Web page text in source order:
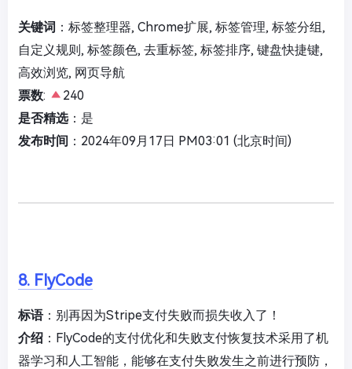
关键词 ：标签整理器, Chrome扩展, 标签管理, 标签分组,
自定义规则, 标签颜色, 去重标签, 标签排序, 键盘快捷键,
高效浏览, 网页导航
票数:
240
是否精选：是
发布时间 ：2024年09月17日 PM03:01 (北京时间)
8. FlyCode
标语：别再因为Stripe支付失败而损失收入了！
介绍 ：FlyCode的支付优化和失败支付恢复技术采用了机
器学习和人工智能，能够在支付失败发生之前进行预防，